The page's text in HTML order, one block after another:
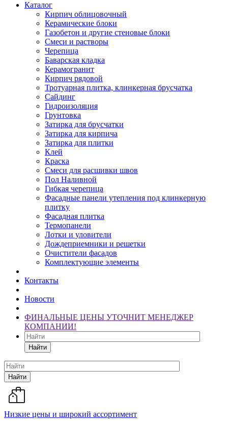
Каталог
Кирпич облицовочный
Керамические блоки
Газобетон и другие стеновые блоки
Смеси и растворы
Черепица
Баварская кладка
Керамогранит
Кирпич рядовой
Тротуарная плитка, клинкерная брусчатка
Сайдинг
Гидроизоляция
Грунтовка
Затирка для брусчатки
Затирка для кирпича
Затирка для плитки
Клей
Краска
Смеси для расшивки швов
Пол Наливной
Гибкая черепица
Фасадные панели утепления под клинкерную
плитку
Фасадная плитка
Термопанели
Лотки и уловители
Дождеприемники и решетки
Очистители фасадов
Комплектующие элементы
Контакты
Новости
ФИНАЛЬНЫЕ ЦЕНЫ УТОЧНИТ МЕНЕДЖЕР
КОМПАНИИ!
Найти
Найти
Низкие цены и широкий ассортимент